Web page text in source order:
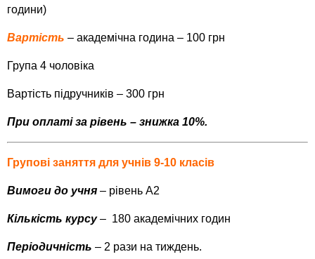
години)
Вартість – академічна година – 100 грн
Група 4 чоловіка
Вартість підручників – 300 грн
При оплаті за рівень – знижка 10%.
Групові заняття для учнів 9-10 класів
Вимоги до учня – рівень А2
Кількість курсу – 180 академічних годин
Періодичність – 2 рази на тиждень.